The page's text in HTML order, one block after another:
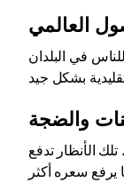
العالمي
في البلدان
والضجة
الأنظار تدفع